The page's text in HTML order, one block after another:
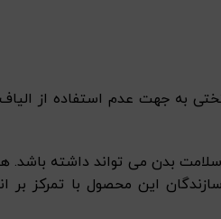
روتختی به جهت عدم استفاده از
بدن می تواند داشته
سازندگان این محصول با تمرکز بر